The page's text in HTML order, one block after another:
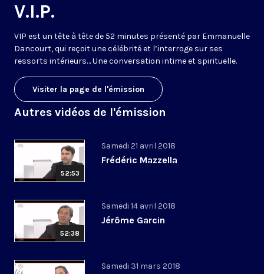
V.I.P.
VIP est un tête à tête de 52 minutes présenté par Emmanuelle
Dancourt, qui reçoit une célébrité et l’interroge sur ses
ressorts intérieurs… Une conversation intime et spirituelle.
Visiter la page de l'émission
Autres vidéos de l'émission
52:53
Samedi 21 avril 2018
Frédéric Mazzella
52:38
Samedi 14 avril 2018
Jérôme Garcin
Samedi 31 mars 2018